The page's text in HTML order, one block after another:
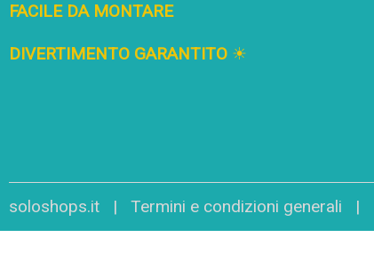
FACILE DA MONTARE
DIVERTIMENTO GARANTITO ☀
soloshops.it | Termini e condizioni generali |